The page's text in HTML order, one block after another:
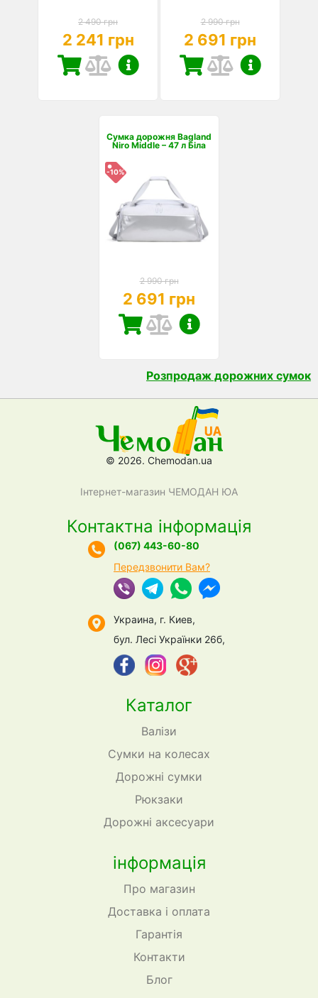
2 490 грн
2 241 грн
2 990 грн
2 691 грн
Сумка дорожня Bagland
Niro Middle – 47 л Біла
-10%
2 990 грн
2 691 грн
Розпродаж дорожних сумок
© 2026. Chemodan.ua
Інтернет-магазин ЧЕМОДАН ЮА
Каталог
Валізи
Сумки на колесах
Дорожні сумки
Рюкзаки
Дорожні аксесуари
інформація
Про магазин
Доставка і оплата
Гарантія
Контакти
Блог
Контактна інформація
(067) 443-60-80
Передзвонити Вам?
Украина, г. Киев,
бул. Лесі Українки 26б,